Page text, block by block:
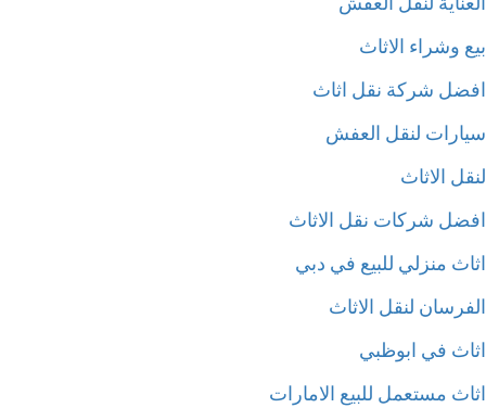
وشراء الاثاث
شركة نقل اثاث
لنقل العفش
الاثاث
شركات نقل الاثاث
منزلي للبيع في دبي
لنقل الاثاث
في ابوظبي
مستعمل للبيع الامارات